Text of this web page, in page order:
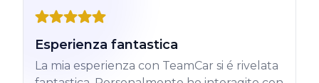
Esperienza fantastica
La mia esperienza con TeamCar si é rivelata